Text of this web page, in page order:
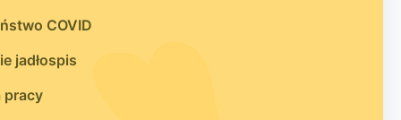
COVID
jadłospis
pracy